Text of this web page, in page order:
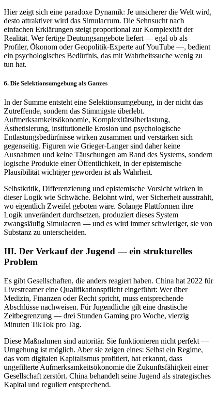
Hier zeigt sich eine paradoxe Dynamik: Je unsicherer die Welt wird,
desto attraktiver wird das Simulacrum. Die Sehnsucht nach
einfachen Erklärungen steigt proportional zur Komplexität der
Realität. Wer fertige Deutungsangebote liefert — egal ob als
Profiler, Ökonom oder Geopolitik-Experte auf YouTube —, bedient
ein psychologisches Bedürfnis, das mit Wahrheitssuche wenig zu
tun hat.
6. Die Selektionsumgebung als Ganzes
In der Summe entsteht eine Selektionsumgebung, in der nicht das
Zutreffende, sondern das Stimmigste überlebt.
Aufmerksamkeitsökonomie, Komplexitätsüberlastung,
Ästhetisierung, institutionelle Erosion und psychologische
Entlastungsbedürfnisse wirken zusammen und verstärken sich
gegenseitig. Figuren wie Grieger-Langer sind daher keine
Ausnahmen und keine Täuschungen am Rand des Systems, sondern
logische Produkte einer Öffentlichkeit, in der epistemische
Plausibilität wichtiger geworden ist als Wahrheit.
Selbstkritik, Differenzierung und epistemische Vorsicht wirken in
dieser Logik wie Schwäche. Belohnt wird, wer Sicherheit ausstrahlt,
wo eigentlich Zweifel geboten wäre. Solange Plattformen ihre
Logik unverändert durchsetzen, produziert dieses System
zwangsläufig Simulacren — und es wird immer schwieriger, sie von
Substanz zu unterscheiden.
III. Der Verkauf der Jugend — ein strukturelles
Problem
Es gibt Gesellschaften, die anders reagiert haben. China hat 2022 für
Livestreamer eine Qualifikationspflicht eingeführt: Wer über
Medizin, Finanzen oder Recht spricht, muss entsprechende
Abschlüsse nachweisen. Für Jugendliche gilt eine drastische
Zeitbegrenzung — drei Stunden Gaming pro Woche, vierzig
Minuten TikTok pro Tag.
Diese Maßnahmen sind autoritär. Sie funktionieren nicht perfekt —
Umgehung ist möglich. Aber sie zeigen eines: Selbst ein Regime,
das vom digitalen Kapitalismus profitiert, hat erkannt, dass
ungefilterte Aufmerksamkeitsökonomie die Zukunftsfähigkeit einer
Gesellschaft zerstört. China behandelt seine Jugend als strategisches
Kapital und reguliert entsprechend.